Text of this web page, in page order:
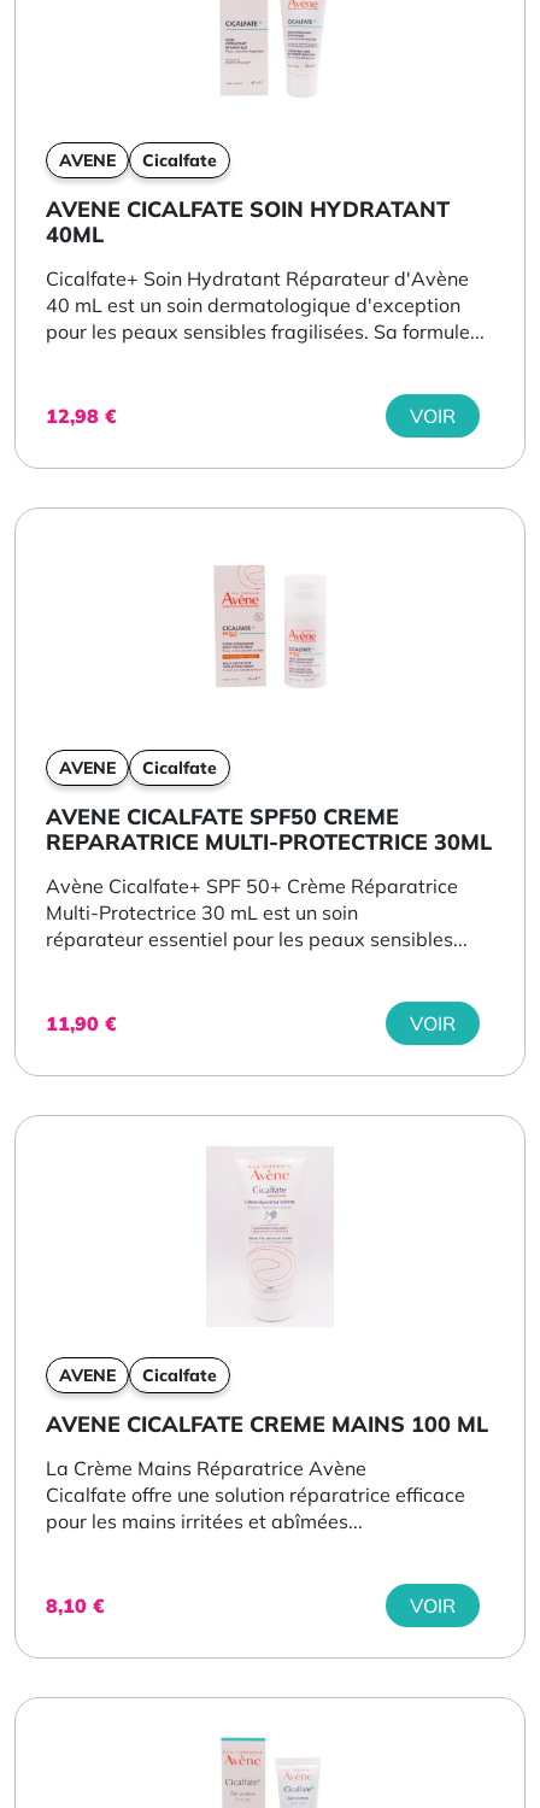
AVENE Cicalfate
AVENE CICALFATE SOIN HYDRATANT
40ML
Cicalfate+ Soin Hydratant Réparateur d'Avène
40 mL est un soin dermatologique d'exception
pour les peaux sensibles fragilisées. Sa formule...
12,98 € VOIR
AVENE Cicalfate
AVENE CICALFATE SPF50 CREME
REPARATRICE MULTI-PROTECTRICE 30ML
Avène Cicalfate+ SPF 50+ Crème Réparatrice
Multi-Protectrice 30 mL est un soin
réparateur essentiel pour les peaux sensibles...
11,90 € VOIR
AVENE Cicalfate
AVENE CICALFATE CREME MAINS 100 ML
La Crème Mains Réparatrice Avène
Cicalfate offre une solution réparatrice efficace
pour les mains irritées et abîmées...
8,10 € VOIR